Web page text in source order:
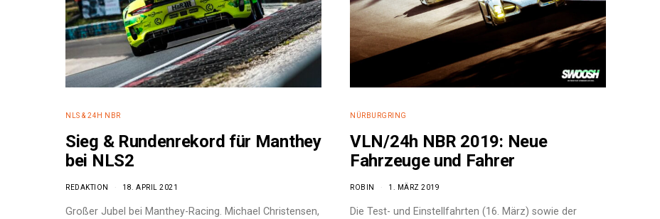
NLS & 24H NBR
Sieg & Rundenrekord für Manthey
bei NLS2
REDAKTION 18. APRIL 2021
Großer Jubel bei Manthey-Racing. Michael Christensen,
NÜRBURGRING
VLN/24h NBR 2019: Neue
Fahrzeuge und Fahrer
ROBIN 1. MÄRZ 2019
Die Test- und Einstellfahrten (16. März) sowie der